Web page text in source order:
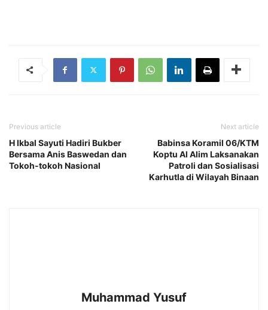
Previous article
H Ikbal Sayuti Hadiri Bukber
Bersama Anis Baswedan dan
Tokoh-tokoh Nasional
Next article
Babinsa Koramil 06/KTM
Koptu Al Alim Laksanakan
Patroli dan Sosialisasi
Karhutla di Wilayah Binaan
Muhammad Yusuf